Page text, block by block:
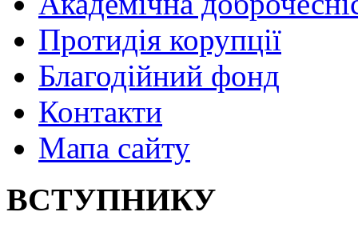
Протидія корупції
Благодійний фонд
Контакти
Мапа сайту
ВСТУПНИКУ